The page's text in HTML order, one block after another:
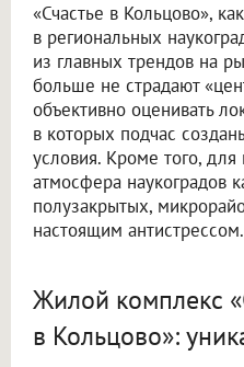
«Счастье в Кольцово»,
в региональных
из главных трендов на
больше не страдают
объективно оценивать
в которых подчас
условия. Кроме того,
атмосфера наукоградов
полузакрытых,
настоящим антистрессом.
Жилой комплекс
в Кольцово»: